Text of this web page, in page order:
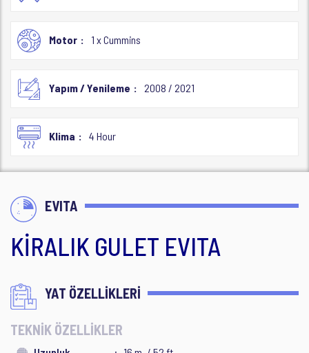
Motor 1 x Cummins
Yapım / Yenileme 2008 / 2021
Klima 4 Hour
EVITA
KİRALIK GULET EVITA
YAT ÖZELLİKLERİ
TEKNİK ÖZELLİKLER